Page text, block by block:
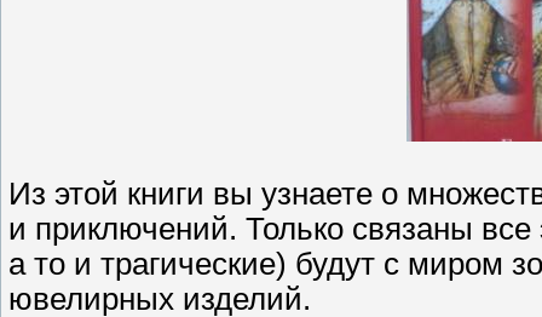
Из этой книги вы узнаете о
и приключений. Только связаны
а то и трагические) будут с миром
ювелирных изделий.